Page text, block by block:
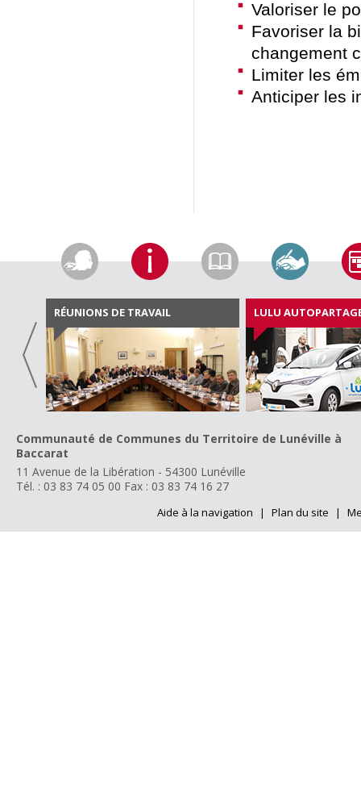
Valoriser le
Favoriser la
changement
Limiter les
Anticiper les
RÉUNIONS DE TRAVAIL LULU
Communauté de Communes du Territoire de Lunéville à
Baccarat
11 Avenue de la Libération - 54300 Lunéville
Tél. : 03 83 74 05 00 Fax : 03 83 74 16 27
Aide à la navigation | Plan du site |